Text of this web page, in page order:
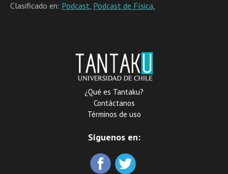
Clasificado en: Podcast, Podcast de Física,
¿Qué es Tantaku?
Contáctanos
Términos de uso
Síguenos en: